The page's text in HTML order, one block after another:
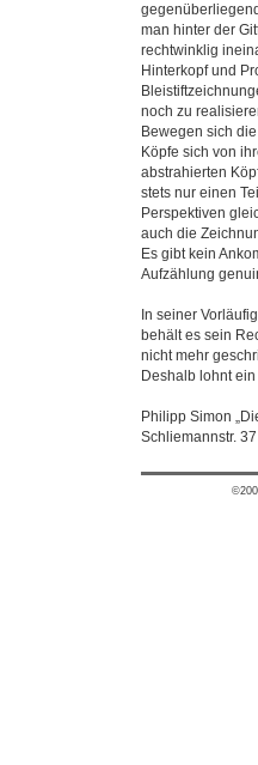
man hinter der
rechtwinklig
Hinterkopf und
noch zu
Bewegen sich
Köpfe sich von
abstrahierten
stets nur einen
Perspektiven
auch die
Es gibt kein
Aufzählung
In seiner
behält es sein
nicht mehr
Deshalb lohnt
Philipp Simon
Schliemannstr.